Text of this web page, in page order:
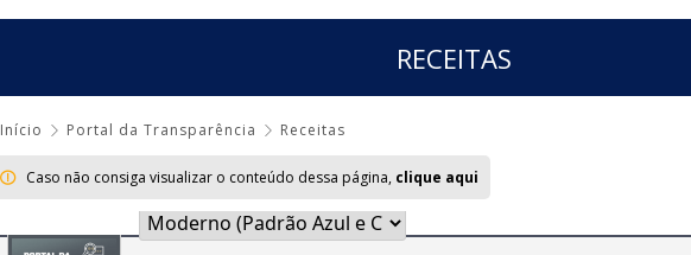
RECEITAS
Início Portal da Transparência Receitas
Caso não consiga visualizar o conteúdo dessa página, clique aqui